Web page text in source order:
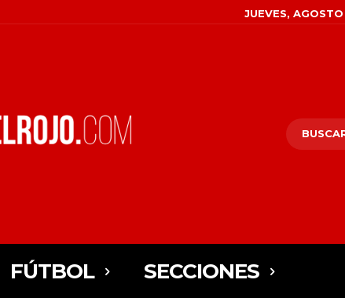
JUEVES,
FÚTBOL SECCIONES